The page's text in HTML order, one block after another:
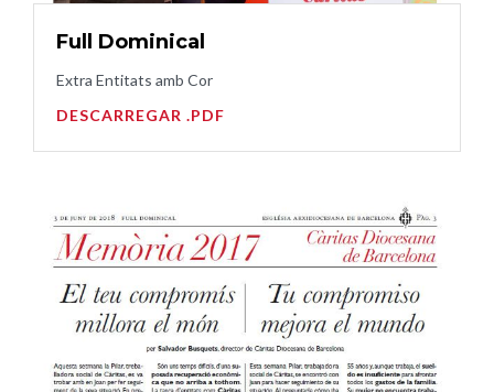
Full Dominical
Extra Entitats amb Cor
DESCARREGAR .PDF